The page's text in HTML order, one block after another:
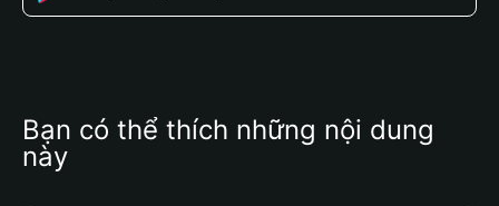
Bạn có thể thích những nội dung
này